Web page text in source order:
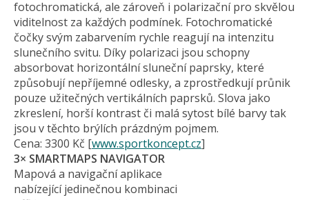
fotochromatická, ale zároveň i polarizační pro skvělou
viditelnost za každých podmínek. Fotochromatické
čočky svým zabarvením rychle reagují na intenzitu
slunečního svitu. Díky polarizaci jsou schopny
absorbovat horizontální sluneční paprsky, které
způsobují nepříjemné odlesky, a zprostředkují průnik
pouze užitečných vertikálních paprsků. Slova jako
zkreslení, horší kontrast či malá sytost bílé barvy tak
jsou v těchto brýlích prázdným pojmem.
Cena: 3300 Kč [www.sportkoncept.cz]
3× SMARTMAPS NAVIGATOR
Mapová a navigační aplikace
nabízející jedinečnou kombinaci